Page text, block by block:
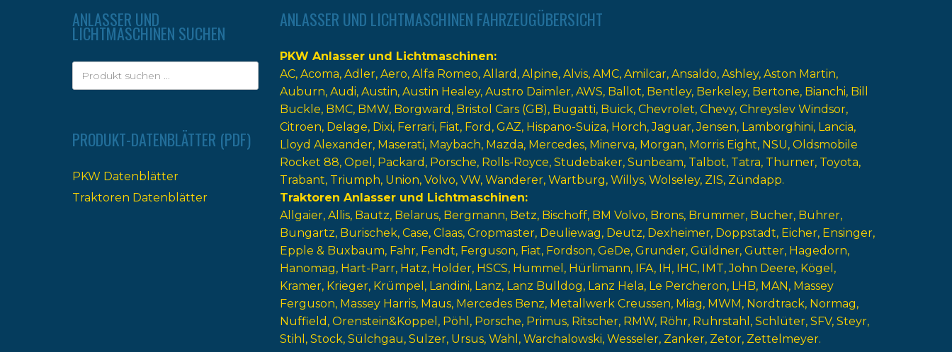
ANLASSER UND
LICHTMASCHINEN SUCHEN
PRODUKT-DATENBLÄTTER (PDF)
PKW Datenblätter
Traktoren Datenblätter
ANLASSER UND LICHTMASCHINEN FAHRZEUGÜBERSICHT
PKW Anlasser und Lichtmaschinen
AC Acoma Adler Aero Alfa Romeo Allard Alpine Alvis AMC Amilcar Ansaldo Ashley Aston Martin
Auburn Audi Austin Austin Healey Austro Daimler AWS Ballot Bentley Berkeley Bertone Bianchi Bill
Buckle BMC BMW Borgward Bristol Cars (GB) Bugatti Buick Chevrolet Chevy Chreyslev Windsor
Citroen Delage Dixi Ferrari Fiat Ford GAZ Hispano-Suiza Horch Jaguar Jensen Lamborghini Lancia
Lloyd Alexander Maserati Maybach Mazda Mercedes Minerva Morgan Morris Eight NSU Oldsmobile
Rocket 88 Opel Packard Porsche Rolls-Royce Studebaker Sunbeam Talbot Tatra Thurner Toyota
Trabant Triumph Union Volvo VW Wanderer Wartburg Willys Wolseley ZIS Zündapp
Traktoren Anlasser und Lichtmaschinen
Allgaier Allis Bautz Belarus Bergmann Betz Bischoff BM Volvo Brons Brummer Bucher Bührer
Bungartz Burischek Case Claas Cropmaster Deuliewag Deutz Dexheimer Doppstadt Eicher Ensinger
Epple & Buxbaum Fahr Fendt Ferguson Fiat Fordson GeDe Grunder Güldner Gutter Hagedorn
Hanomag Hart-Parr Hatz Holder HSCS Hummel Hürlimann IFA IH IHC IMT John Deere Kögel
Kramer Krieger Krümpel Landini Lanz Lanz Bulldog Lanz Hela Le Percheron LHB MAN Massey
Ferguson Massey Harris Maus Mercedes Benz Metallwerk Creussen Miag MWM Nordtrack Normag
Nuffield Orenstein&Koppel Pöhl Porsche Primus Ritscher RMW Röhr Ruhrstahl Schlüter SFV Steyr
Stihl
Stock Sülchgau Sulzer Ursus Wahl Warchalowski Wesseler Zanker Zetor Zettelmeyer